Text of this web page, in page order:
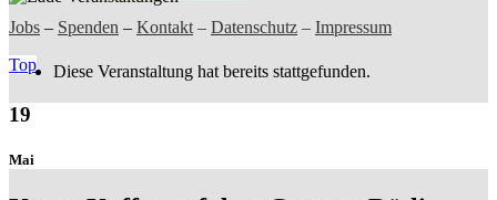
Jobs – Spenden – Kontakt – Datenschutz – Impressum
Top
Diese Veranstaltung hat bereits stattgefunden.
19
Mai